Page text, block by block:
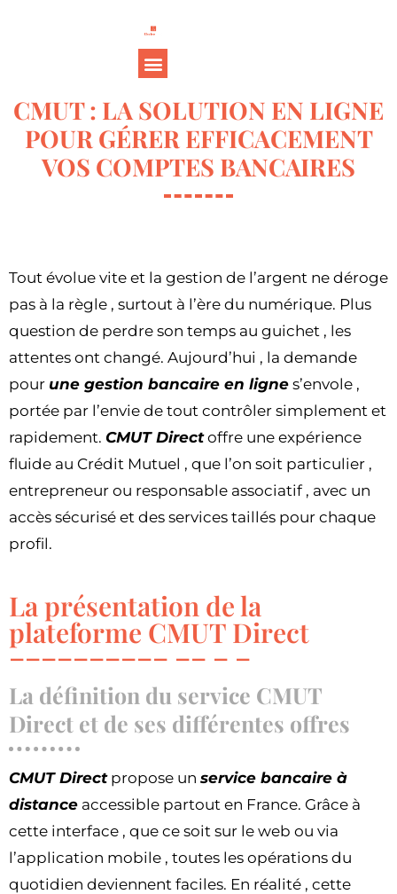
CMUT : LA SOLUTION EN LIGNE
POUR GÉRER EFFICACEMENT
VOS COMPTES BANCAIRES
Tout évolue vite et la gestion de l’argent ne déroge
pas à la règle , surtout à l’ère du numérique. Plus
question de perdre son temps au guichet , les
attentes ont changé. Aujourd’hui , la demande
pour une gestion bancaire en ligne s’envole ,
portée par l’envie de tout contrôler simplement et
rapidement. CMUT Directoffre une expérience
fluide au Crédit Mutuel , que l’on soit particulier ,
entrepreneur ou responsable associatif , avec un
accès sécurisé et des services taillés pour chaque
profil.
La présentation de la
plateforme CMUT Direct
La définition du service CMUT
Direct et de ses différentes offres
CMUT Directpropose un service bancaire à
distance accessible partout en France. Grâce à
cette interface , que ce soit sur le web ou via
l’application mobile , toutes les opérations du
quotidien deviennent faciles. En réalité , cette